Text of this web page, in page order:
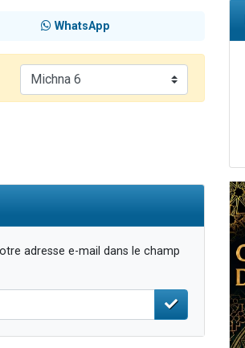
WhatsApp
adresse e-mail dans le champ